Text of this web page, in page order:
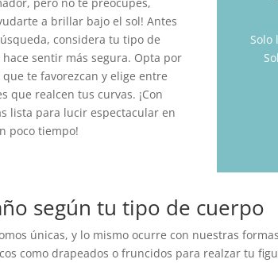
a brillar bajo el sol! Antes
considera tu tipo de
sentir más segura. Opta por
te favorezcan y elige entre
que realcen tus curvas. ¡Con
lista para lucir espectacular en
poco tiempo!
Solo
según tu tipo de cuerpo
únicas, y lo mismo ocurre con nuestras
como drapeados o fruncidos para realzar tu